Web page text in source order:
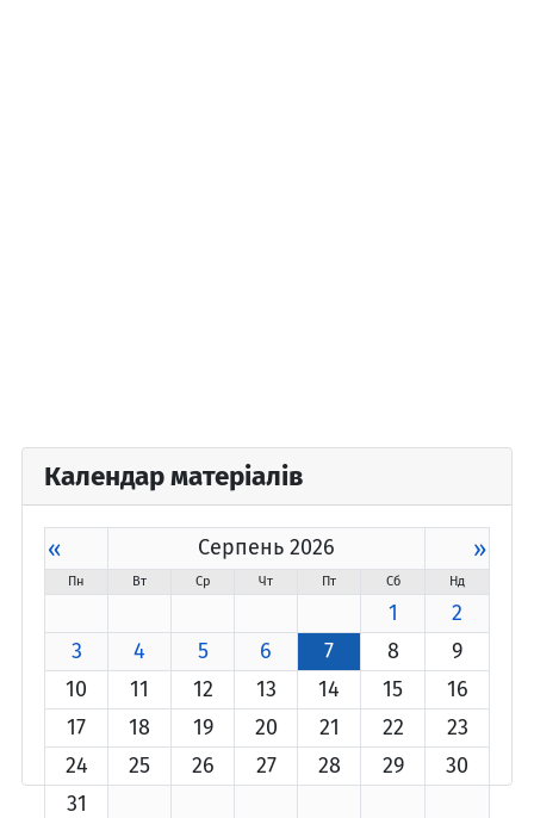
Календар матеріалів
« Серпень 2026 »
Пн Вт Ср Чт Пт Сб Нд
1
2
3
4 5 6 7 8
9
10
11 12 13 14 15
16
17
18 19 20 21 22
23
24
25 26 27 28 29
30
31